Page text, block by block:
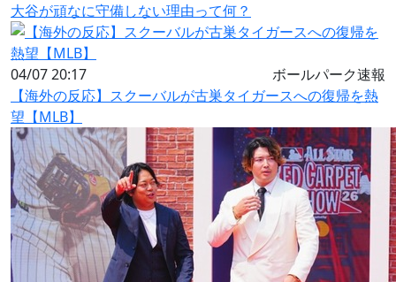
大谷が頑なに守備しない理由って何？
04/07 20:17
ボールパーク速報
【海外の反応】スクーバルが古巣タイガースへの復帰を熱
望【MLB】